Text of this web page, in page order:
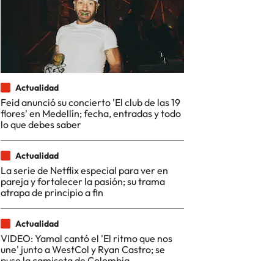
Actualidad
Feid anunció su concierto 'El club de las 19
flores' en Medellín; fecha, entradas y todo
lo que debes saber
Actualidad
La serie de Netflix especial para ver en
pareja y fortalecer la pasión; su trama
atrapa de principio a fin
Actualidad
VIDEO: Yamal cantó el 'El ritmo que nos
une' junto a WestCol y Ryan Castro; se